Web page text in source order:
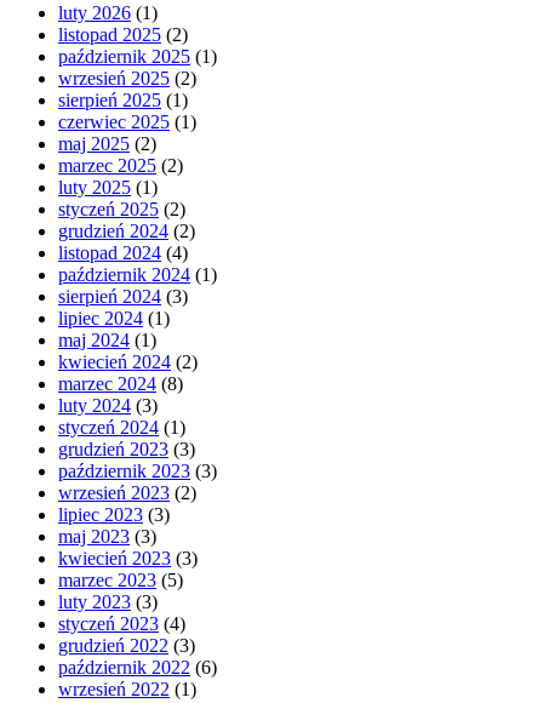
luty 2026 (1)
listopad 2025 (2)
październik 2025 (1)
wrzesień 2025 (2)
sierpień 2025 (1)
czerwiec 2025 (1)
maj 2025 (2)
marzec 2025 (2)
luty 2025 (1)
styczeń 2025 (2)
grudzień 2024 (2)
listopad 2024 (4)
październik 2024 (1)
sierpień 2024 (3)
lipiec 2024 (1)
maj 2024 (1)
kwiecień 2024 (2)
marzec 2024 (8)
luty 2024 (3)
styczeń 2024 (1)
grudzień 2023 (3)
październik 2023 (3)
wrzesień 2023 (2)
lipiec 2023 (3)
maj 2023 (3)
kwiecień 2023 (3)
marzec 2023 (5)
luty 2023 (3)
styczeń 2023 (4)
grudzień 2022 (3)
październik 2022 (6)
wrzesień 2022 (1)